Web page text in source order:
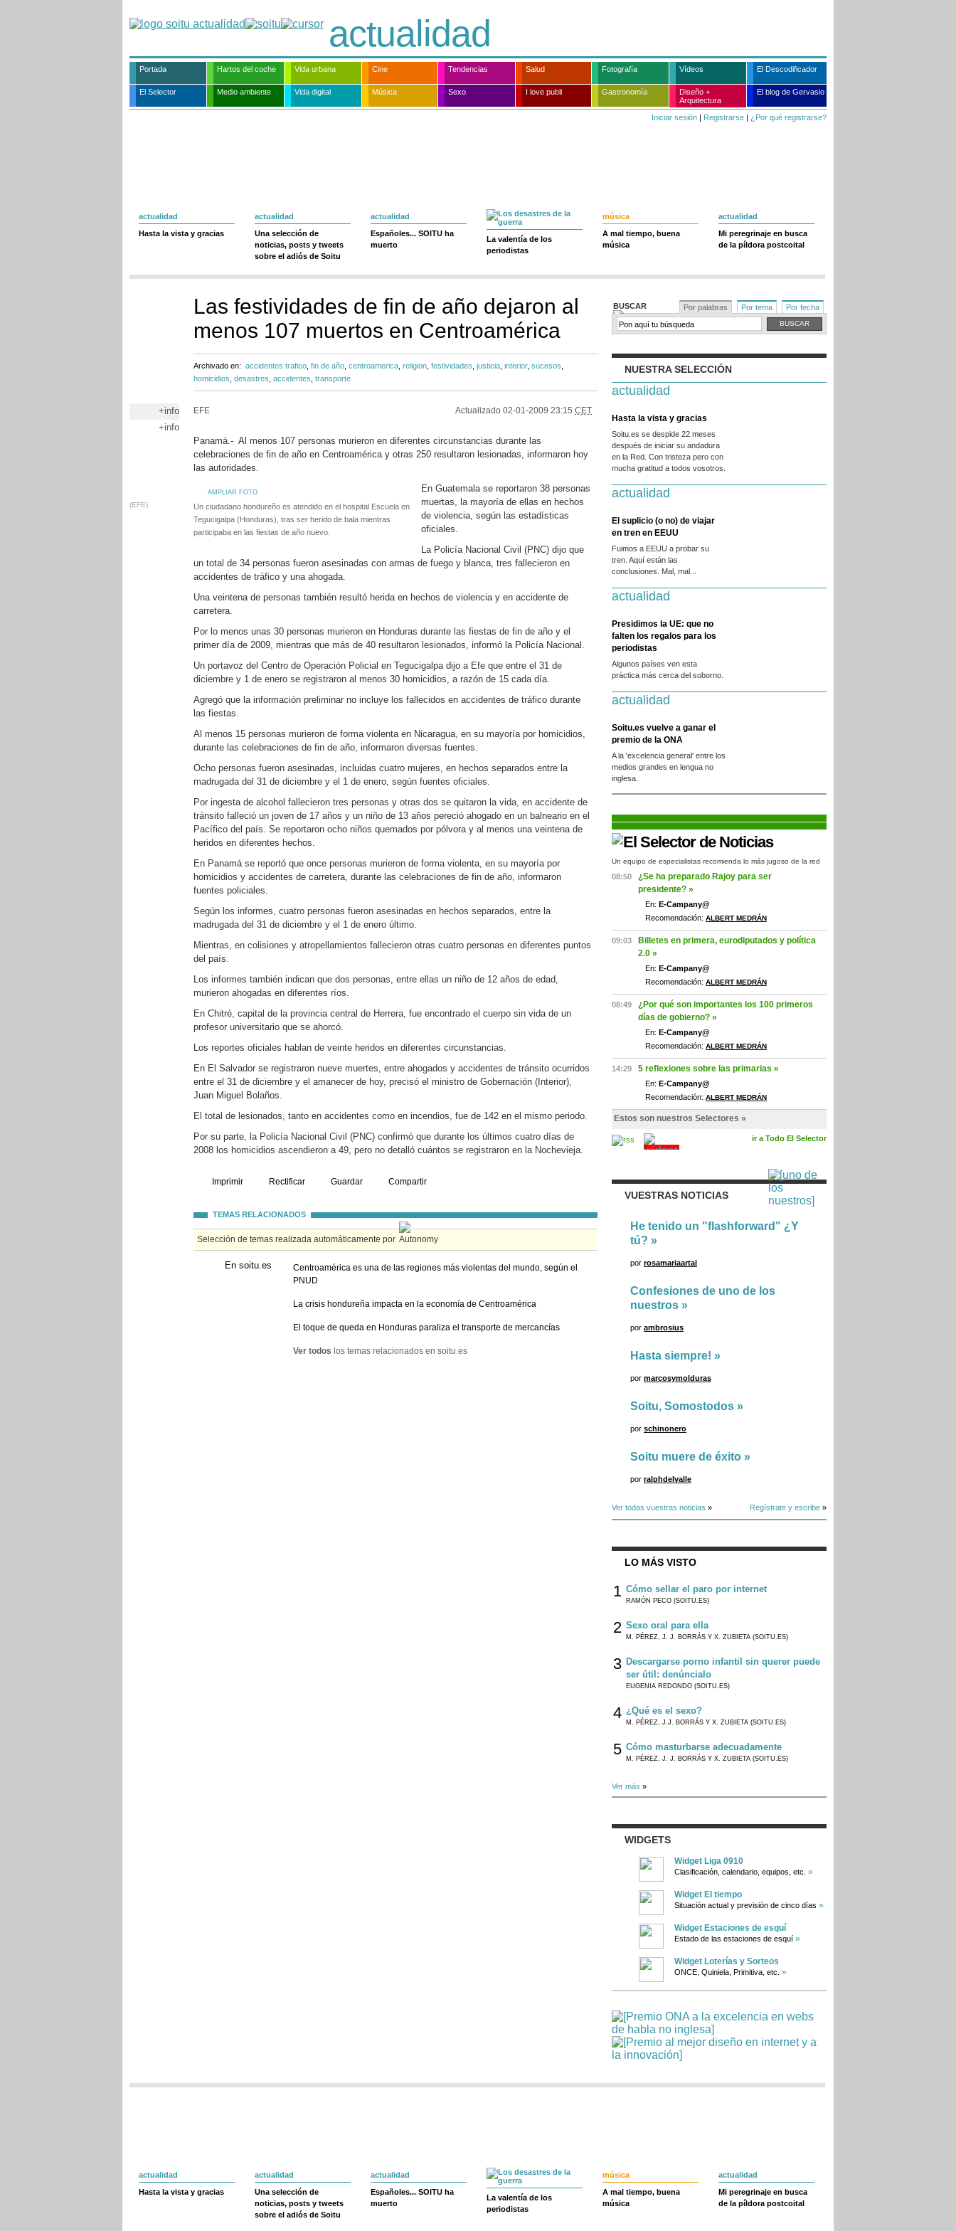
actualidad
Portada Hartos del coche Vida urbana Cine Tendencias Salud Fotografía Vídeos El Descodificador
El Selector Medio ambiente Vida digital Música Sexo I love publi Gastronomía
Diseño +
Arquitectura
El blog de Gervasio
Iniciar sesión | Registrarse | ¿Por qué registrarse?
actualidad
Hasta la vista y gracias
actualidad
Una selección de
noticias, posts y tweets
sobre el adiós de Soitu
actualidad
Españoles... SOITU ha
muerto
La valentía de los
periodistas
música
A mal tiempo, buena
música
actualidad
Mi peregrinaje en busca
de la píldora postcoital
Las festividades de fin de año dejaron al
menos 107 muertos en Centroamérica
Archivado en: accidentes trafico fin de año centroamerica religion festividades justicia interior, sucesos
homicidios desastres accidentes transporte
+info
+info
EFE Actualizado 02-01-2009 23:15 CET
Panamá.- Al menos 107 personas murieron en diferentes circunstancias durante las
celebraciones de fin de año en Centroamérica y otras 250 resultaron lesionadas, informaron hoy
las autoridades.
AMPLIAR FOTO
(EFE)
Un ciudadano hondureño es atendido en el hospital Escuela en
Tegucigalpa (Honduras), tras ser herido de bala mientras
participaba en las fiestas de año nuevo.
En Guatemala se reportaron 38 personas
muertas, la mayoría de ellas en hechos
de violencia, según las estadísticas
oficiales.
La Policía Nacional Civil (PNC) dijo que
un total de 34 personas fueron asesinadas con armas de fuego y blanca, tres fallecieron en
accidentes de tráfico y una ahogada.
Una veintena de personas también resultó herida en hechos de violencia y en accidente de
carretera.
Por lo menos unas 30 personas murieron en Honduras durante las fiestas de fin de año y el
primer día de 2009, mientras que más de 40 resultaron lesionados, informó la Policía Nacional.
Un portavoz del Centro de Operación Policial en Tegucigalpa dijo a Efe que entre el 31 de
diciembre y 1 de enero se registraron al menos 30 homicidios, a razón de 15 cada día.
Agregó que la información preliminar no incluye los fallecidos en accidentes de tráfico durante
las fiestas.
Al menos 15 personas murieron de forma violenta en Nicaragua, en su mayoría por homicidios,
durante las celebraciones de fin de año, informaron diversas fuentes.
Ocho personas fueron asesinadas, incluidas cuatro mujeres, en hechos separados entre la
madrugada del 31 de diciembre y el 1 de enero, según fuentes oficiales.
Por ingesta de alcohol fallecieron tres personas y otras dos se quitaron la vida, en accidente de
tránsito falleció un joven de 17 años y un niño de 13 años pereció ahogado en un balneario en el
Pacífico del país. Se reportaron ocho niños quemados por pólvora y al menos una veintena de
heridos en diferentes hechos.
En Panamá se reportó que once personas murieron de forma violenta, en su mayoría por
homicidios y accidentes de carretera, durante las celebraciones de fin de año, informaron
fuentes policiales.
Según los informes, cuatro personas fueron asesinadas en hechos separados, entre la
madrugada del 31 de diciembre y el 1 de enero último.
Mientras, en colisiones y atropellamientos fallecieron otras cuatro personas en diferentes puntos
del país.
Los informes también indican que dos personas, entre ellas un niño de 12 años de edad,
murieron ahogadas en diferentes ríos.
En Chitré, capital de la provincia central de Herrera, fue encontrado el cuerpo sin vida de un
profesor universitario que se ahorcó.
Los reportes oficiales hablan de veinte heridos en diferentes circunstancias.
En El Salvador se registraron nueve muertes, entre ahogados y accidentes de tránsito ocurridos
entre el 31 de diciembre y el amanecer de hoy, precisó el ministro de Gobernación (Interior),
Juan Miguel Bolaños.
El total de lesionados, tanto en accidentes como en incendios, fue de 142 en el mismo periodo.
Por su parte, la Policía Nacional Civil (PNC) confirmó que durante los últimos cuatro días de
2008 los homicidios ascendieron a 49, pero no detalló cuántos se registraron en la Nochevieja.
Imprimir Rectificar Guardar Compartir
TEMAS RELACIONADOS
Selección de temas realizada automáticamente por
En soitu.es
Centroamérica es una de las regiones más violentas del mundo, según el
PNUD
La crisis hondureña impacta en la economía de Centroamérica
El toque de queda en Honduras paraliza el transporte de mercancías
Ver todos los temas relacionados en soitu.es
BUSCAR Por palabras Por tema Por fecha
NUESTRA SELECCIÓN
actualidad
Hasta la vista y gracias
Soitu.es se despide 22 meses
después de iniciar su andadura
en la Red. Con tristeza pero con
mucha gratitud a todos vosotros.
actualidad
El suplicio (o no) de viajar
en tren en EEUU
Fuimos a EEUU a probar su
tren. Aquí están las
conclusiones. Mal, mal...
actualidad
Presidimos la UE: que no
falten los regalos para los
periodistas
Algunos países ven esta
práctica más cerca del soborno.
actualidad
Soitu.es vuelve a ganar el
premio de la ONA
A la 'excelencia general' entre los
medios grandes en lengua no
inglesa.
Un equipo de especialistas recomienda lo más jugoso de la red
08:50
¿Se ha preparado Rajoy para ser
presidente? »
En: E-Campany@
Recomendación: ALBERT MEDRÁN
09:03
Billetes en primera, eurodiputados y política
2.0 »
En: E-Campany@
Recomendación: ALBERT MEDRÁN
08:49
¿Por qué son importantes los 100 primeros
días de gobierno? »
En: E-Campany@
Recomendación: ALBERT MEDRÁN
14:29 5 reflexiones sobre las primarias »
En: E-Campany@
Recomendación: ALBERT MEDRÁN
Estos son nuestros Selectores »
ir a Todo El Selector
VUESTRAS NOTICIAS
He tenido un "flashforward" ¿Y
tú? »
por rosamariaartal
Confesiones de uno de los
nuestros »
por ambrosius
Hasta siempre! »
por marcosymolduras
Soitu, Somostodos »
por schinonero
Soitu muere de éxito »
por ralphdelvalle
Ver todas vuestras noticias » Regístrate y escribe »
LO MÁS VISTO
1 Cómo sellar el paro por internet
RAMÓN PECO (SOITU.ES)
2 Sexo oral para ella
M. PÉREZ, J. J. BORRÁS Y X. ZUBIETA (SOITU.ES)
3 Descargarse porno infantil sin querer puede
ser útil: denúncialo
EUGENIA REDONDO (SOITU.ES)
4 ¿Qué es el sexo?
M. PÉREZ, J.J. BORRÁS Y X. ZUBIETA (SOITU.ES)
5 Cómo masturbarse adecuadamente
M. PÉREZ, J. J. BORRÁS Y X. ZUBIETA (SOITU.ES)
Ver más »
WIDGETS
Widget Liga 0910
Clasificación, calendario, equipos, etc. »
Widget El tiempo
Situación actual y previsión de cinco días »
Widget Estaciones de esquí
Estado de las estaciones de esquí »
Widget Loterías y Sorteos
ONCE, Quiniela, Primitiva, etc. »
actualidad
Hasta la vista y gracias
actualidad
Una selección de
noticias, posts y tweets
sobre el adiós de Soitu
actualidad
Españoles... SOITU ha
muerto
La valentía de los
periodistas
música
A mal tiempo, buena
música
actualidad
Mi peregrinaje en busca
de la píldora postcoital